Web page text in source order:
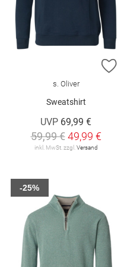
s. Oliver
Sweatshirt
UVP 69,99 €
59,99 € 49,99 €
inkl. MwSt. zzgl.Versand
-25%